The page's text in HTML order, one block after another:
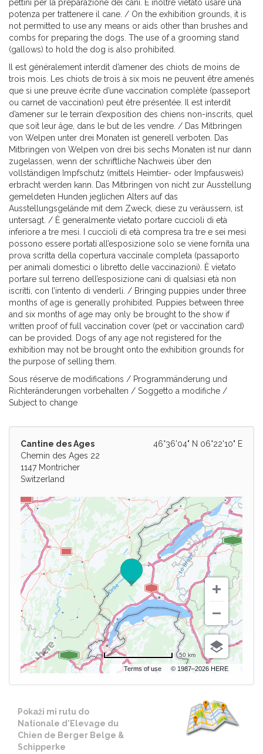
pettini per la preparazione dei cani. È inoltre vietato usare una
potenza per trattenere il cane. / On the exhibition grounds, it is
not permitted to use any means or aids other than brushes and
combs for preparing the dogs. The use of a grooming stand
(gallows) to hold the dog is also prohibited.
Il est généralement interdit d’amener des chiots de moins de
trois mois. Les chiots de trois à six mois ne peuvent être amenés
que si une preuve écrite d’une vaccination complète (passeport
ou carnet de vaccination) peut être présentée. Il est interdit
d’amener sur le terrain d’exposition des chiens non-inscrits, quel
que soit leur âge, dans le but de les vendre. / Das Mitbringen
von Welpen unter drei Monaten ist generell verboten. Das
Mitbringen von Welpen von drei bis sechs Monaten ist nur dann
zugelassen, wenn der schriftliche Nachweis über den
vollständigen Impfschutz (mittels Heimtier- oder Impfausweis)
erbracht werden kann. Das Mitbringen von nicht zur Ausstellung
gemeldeten Hunden jeglichen Alters auf das
Ausstellungsgelände mit dem Zweck, diese zu veräussern, ist
untersagt. / È generalmente vietato portare cuccioli di età
inferiore a tre mesi. I cuccioli di età compresa tra tre e sei mesi
possono essere portati all’esposizione solo se viene fornita una
prova scritta della copertura vaccinale completa (passaporto
per animali domestici o libretto delle vaccinazioni). È vietato
portare sul terreno dell’esposizione cani di qualsiasi età non
iscritti, con l’intento di venderli. / Bringing puppies under three
months of age is generally prohibited. Puppies between three
and six months of age may only be brought to the show if
written proof of full vaccination cover (pet or vaccination card)
can be provided. Dogs of any age not registered for the
exhibition may not be brought onto the exhibition grounds for
the purpose of selling them.
Sous réserve de modifications / Programmänderung und
Richteränderungen vorbehalten / Soggetto a modifiche /
Subject to change
46°36'04" N 06°22'10" E
Cantine des Ages
Chemin des Ages 22
1147 Montricher
Switzerland
Terms of use © 1987–2026 HERE
50 km
Pokaži mi rutu do
Nationale d'Elevage du
Chien de Berger Belge &
Schipperke